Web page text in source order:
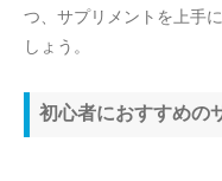
つ、サプリメントを上手
しょう。
初心者におすすめの